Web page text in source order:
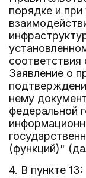
порядке и при
Заявление о
нему
федеральной
(функций)"
4. В пункте 13: